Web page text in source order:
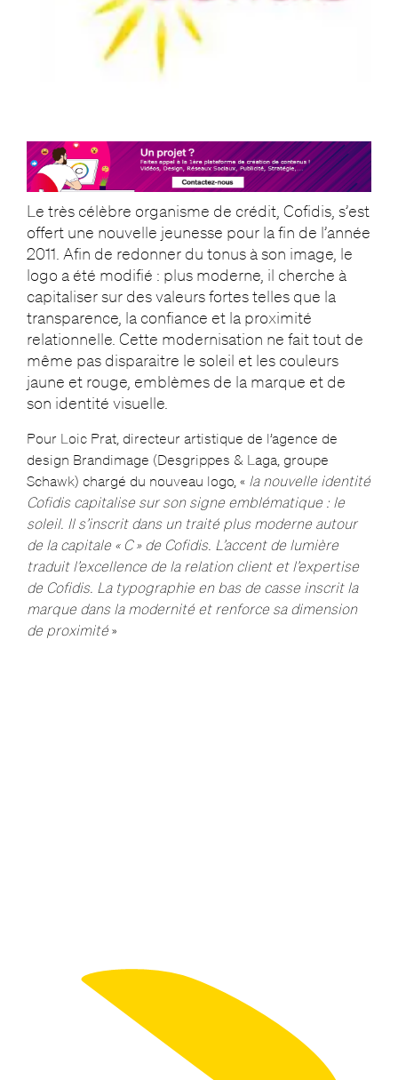
Le très célèbre organisme de crédit, Cofidis, s’est
offert une nouvelle jeunesse pour la fin de l’année
2011. Afin de redonner du tonus à son image, le
logo a été modifié : plus moderne, il cherche à
capitaliser sur des valeurs fortes telles que la
transparence, la confiance et la proximité
relationnelle. Cette modernisation ne fait tout de
même pas disparaitre le soleil et les couleurs
jaune et rouge, emblèmes de la marque et de
son identité visuelle.
Pour Loic Prat, directeur artistique de l’agence de
design Brandimage (Desgrippes & Laga, groupe
Schawk) chargé du nouveau logo, « la nouvelle identité
Cofidis capitalise sur son signe emblématique : le
soleil. Il s’inscrit dans un traité plus moderne autour
de la capitale « C » de Cofidis. L’accent de lumière
traduit l’excellence de la relation client et l’expertise
de Cofidis. La typographie en bas de casse inscrit la
marque dans la modernité et renforce sa dimension
de proximité»